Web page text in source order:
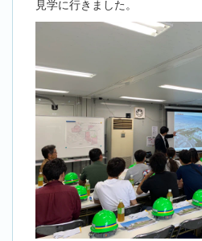
見学に行きました。